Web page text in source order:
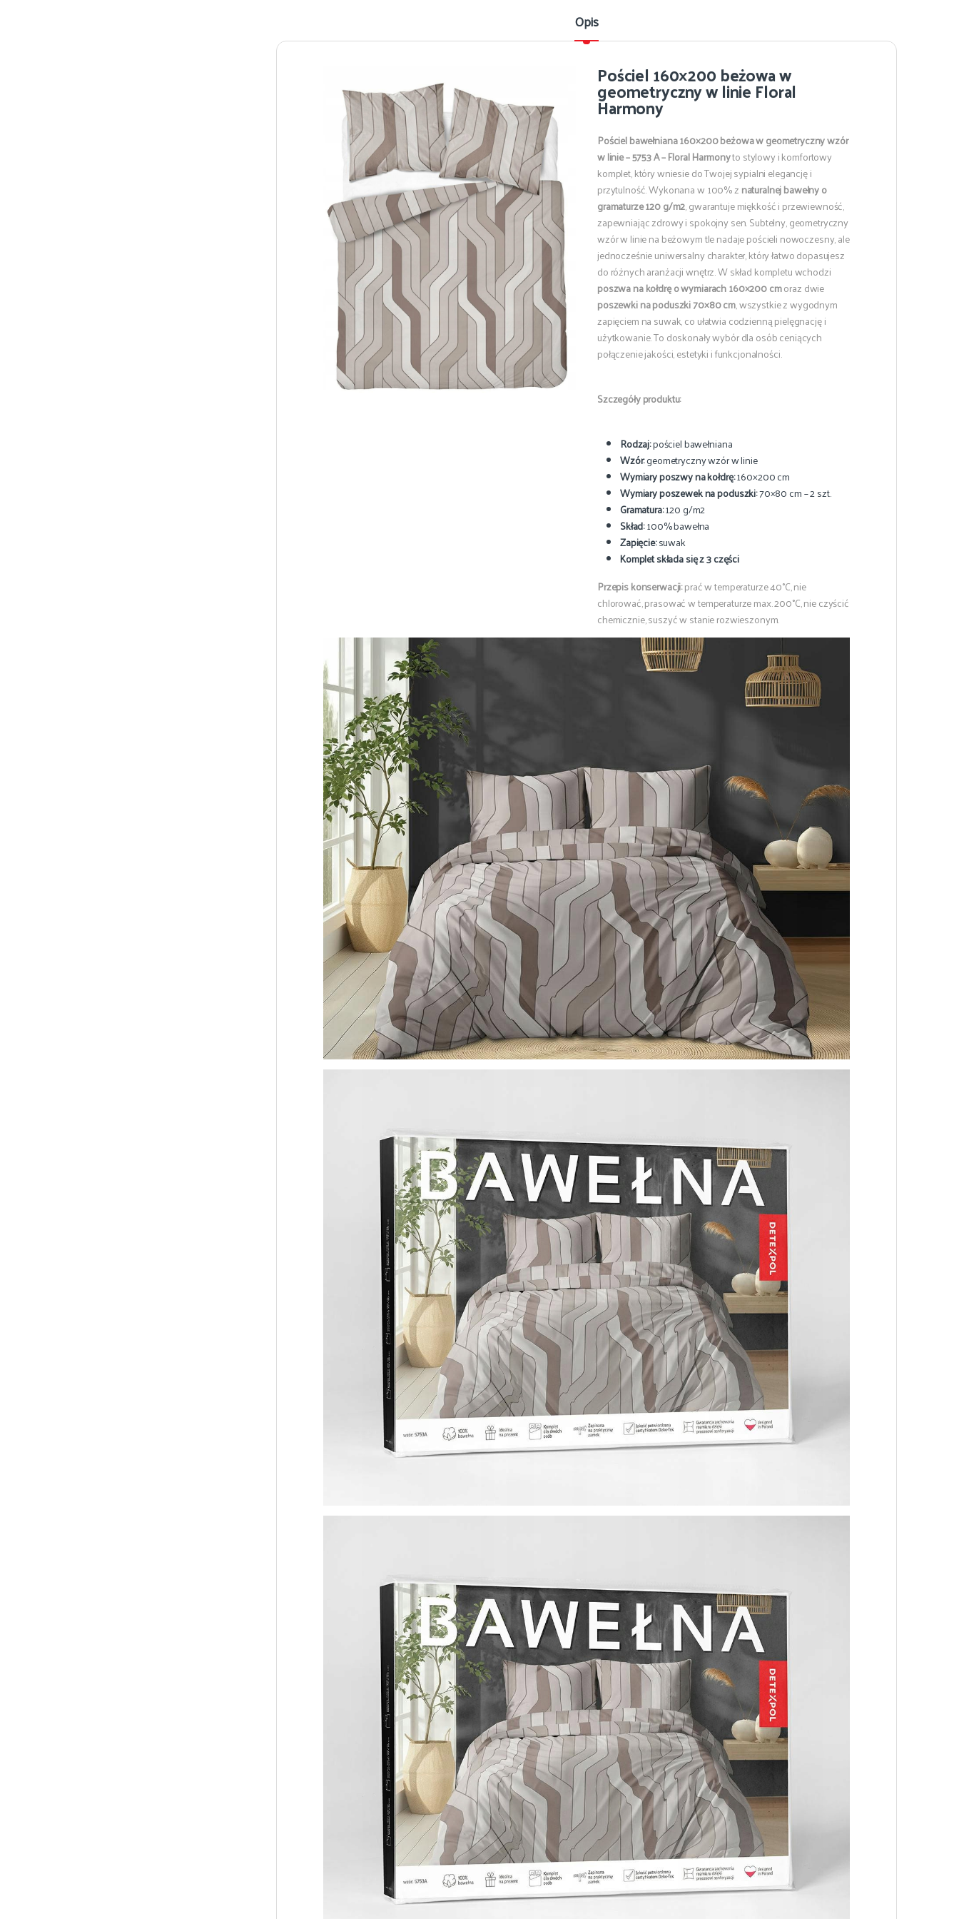
Opis
Pościel 160×200 beżowa w
geometryczny w linie Floral
Harmony
Pościel bawełniana 160×200 beżowa w geometryczny wzór
w linie – 5753 A – Floral Harmonyto stylowy i komfortowy
komplet, który wniesie do Twojej sypialni elegancję i
przytulność. Wykonana w 100% z naturalnej bawełny o
gramaturze 120 g/m2, gwarantuje miękkość i przewiewność,
zapewniając zdrowy i spokojny sen. Subtelny, geometryczny
wzór w linie na beżowym tle nadaje pościeli nowoczesny, ale
jednocześnie uniwersalny charakter, który łatwo dopasujesz
do różnych aranżacji wnętrz. W skład kompletu wchodzi
poszwa na kołdrę o wymiarach 160×200 cmoraz dwie
poszewki na poduszki 70×80 cm, wszystkie z wygodnym
zapięciem na suwak, co ułatwia codzienną pielęgnację i
użytkowanie. To doskonały wybór dla osób ceniących
połączenie jakości, estetyki i funkcjonalności.
Szczegóły produktu:
Rodzaj:pościel bawełniana
Wzór:geometryczny wzór w linie
Wymiary poszwy na kołdrę:160×200 cm
Wymiary poszewek na poduszki:70×80 cm – 2 szt.
Gramatura:120 g/m2
Skład:100% bawełna
Zapięcie:suwak
Komplet składa się z 3 części
Przepis konserwacji:prać w temperaturze 40°C, nie
chlorować, prasować w temperaturze max. 200°C, nie czyścić
chemicznie, suszyć w stanie rozwieszonym.